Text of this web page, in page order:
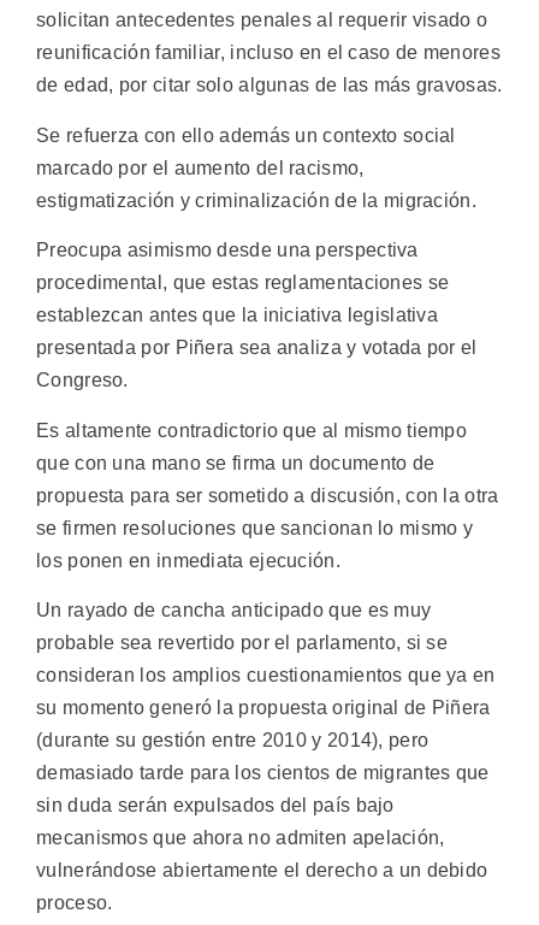
solicitan antecedentes penales al requerir visado o
reunificación familiar, incluso en el caso de menores
de edad, por citar solo algunas de las más gravosas.
Se refuerza con ello además un contexto social
marcado por el aumento del racismo,
estigmatización y criminalización de la migración.
Preocupa asimismo desde una perspectiva
procedimental, que estas reglamentaciones se
establezcan antes que la iniciativa legislativa
presentada por Piñera sea analiza y votada por el
Congreso.
Es altamente contradictorio que al mismo tiempo
que con una mano se firma un documento de
propuesta para ser sometido a discusión, con la otra
se firmen resoluciones que sancionan lo mismo y
los ponen en inmediata ejecución.
Un rayado de cancha anticipado que es muy
probable sea revertido por el parlamento, si se
consideran los amplios cuestionamientos que ya en
su momento generó la propuesta original de Piñera
(durante su gestión entre 2010 y 2014), pero
demasiado tarde para los cientos de migrantes que
sin duda serán expulsados del país bajo
mecanismos que ahora no admiten apelación,
vulnerándose abiertamente el derecho a un debido
proceso.